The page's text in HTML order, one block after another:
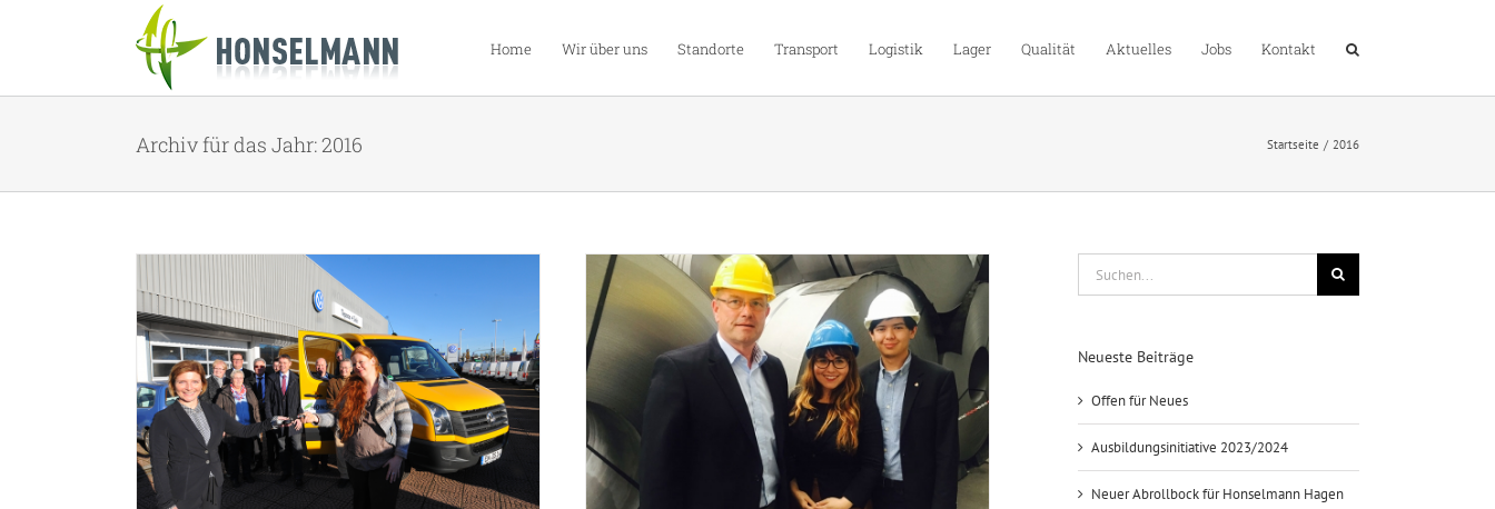
Home Wir über uns Standorte Transport Logistik Lager Qualität Aktuelles Jobs Kontakt
Archiv für das Jahr:2016 Startseite 2016
Hoher Besuch
News 2016 Presse
Neueste Beiträge
Offen für Neues
Ausbildungsinitiative 2023/2024
Neuer Abrollbock für Honselmann Hagen